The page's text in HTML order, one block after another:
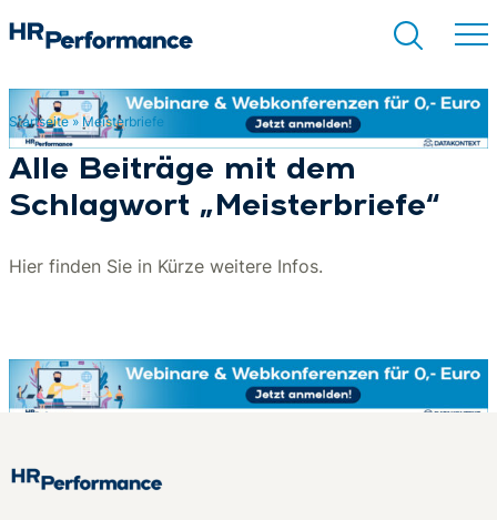
Suchen
Startseite» Meisterbriefe
Alle Beiträge mit dem
Schlagwort „Meisterbriefe“
Hier finden Sie in Kürze weitere Infos.